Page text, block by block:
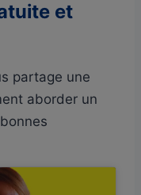
et
partage une
aborder un